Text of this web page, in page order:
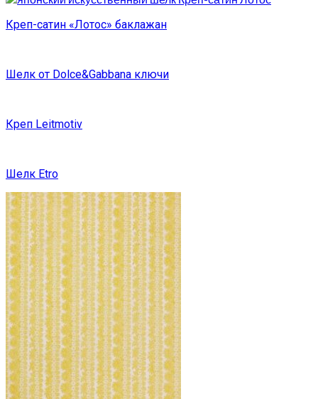
Креп-сатин «Лотос» баклажан
Шелк от Dolce&Gabbana ключи
Креп Leitmotiv
Шелк Etro